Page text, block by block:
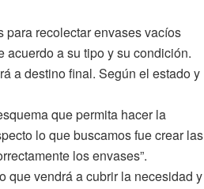
recolectar envases vacíos
a su tipo y su condición.
a destino final. Según el estado y
que permita hacer la
lo que buscamos fue crear las
los envases”.
que vendrá a cubrir la necesidad y